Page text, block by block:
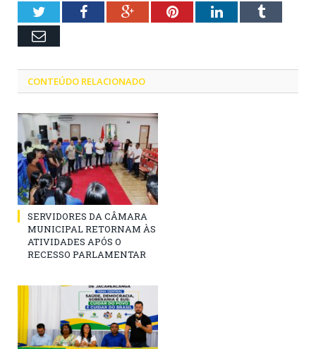
TwitterFacebookGoogle+PinterestLinkedInTumblr
Email
CONTEÚDO RELACIONADO
SERVIDORES DA CÂMARA
MUNICIPAL RETORNAM ÀS
ATIVIDADES APÓS O
RECESSO PARLAMENTAR